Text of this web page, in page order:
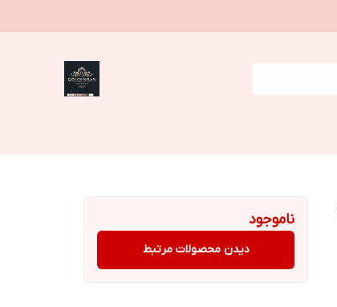
ناموجود
دیدن محصولات مرتبط